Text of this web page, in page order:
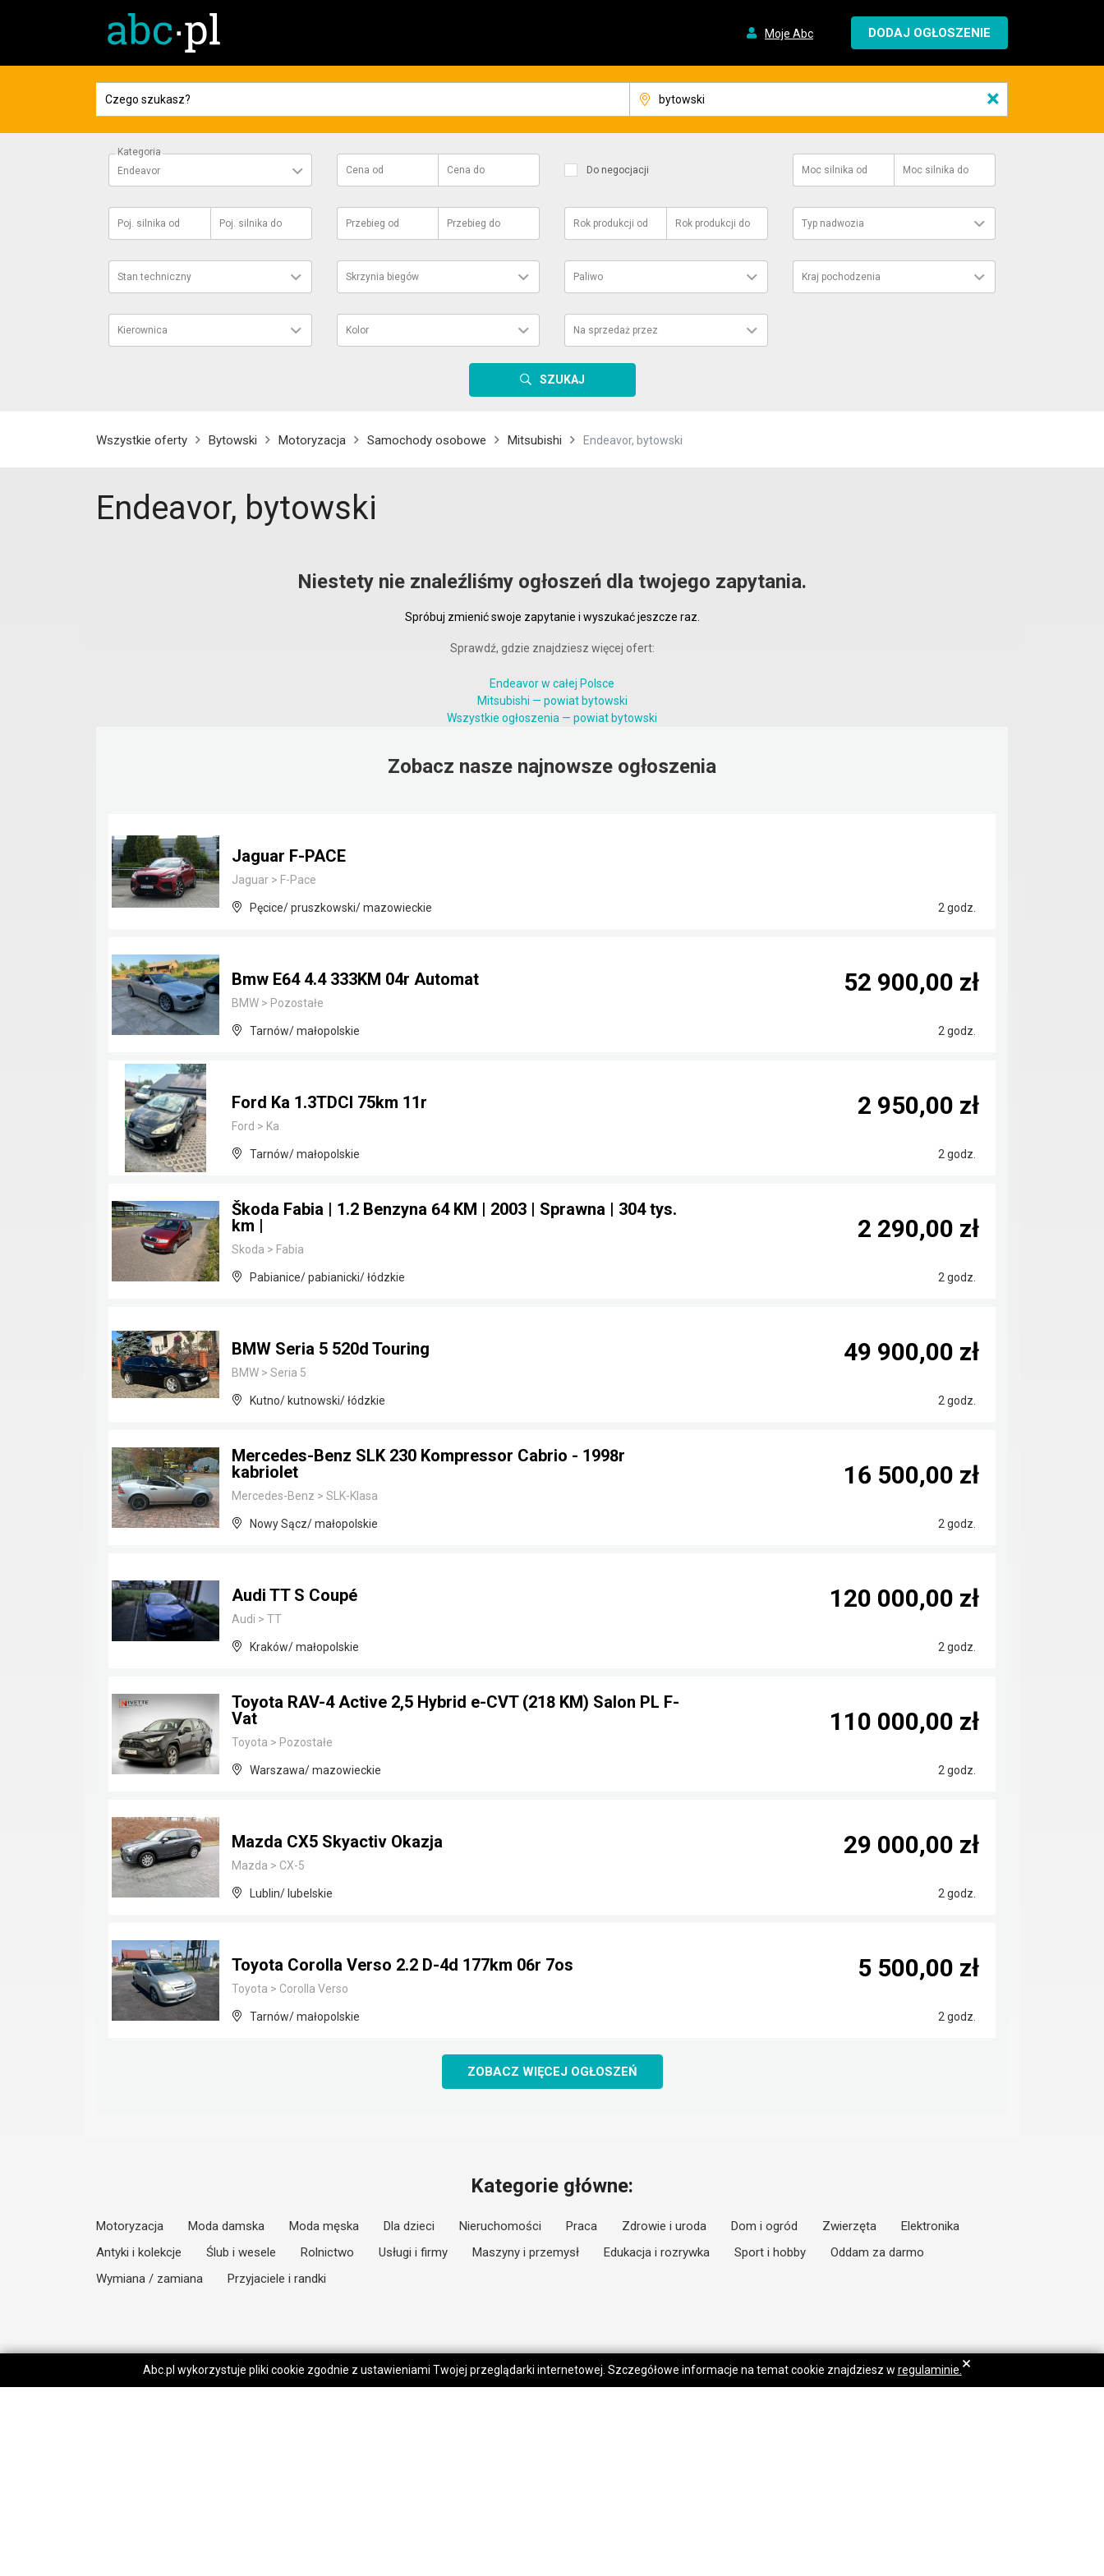
Moje Abc DODAJ OGŁOSZENIE
×
Kategoria
Endeavor
Cena od Cena do Do negocjacji Moc silnika od Moc silnika do
Poj. silnika od Poj. silnika do Przebieg od Przebieg do Rok produkcji od Rok produkcji do Typ nadwozia
Stan techniczny Skrzynia biegów Paliwo Kraj pochodzenia
Kierownica Kolor Na sprzedaż przez
SZUKAJ
Wszystkie oferty Bytowski Motoryzacja Samochody osobowe Mitsubishi Endeavor, bytowski
Endeavor, bytowski
Niestety nie znaleźliśmy ogłoszeń dla twojego zapytania.
Spróbuj zmienić swoje zapytanie i wyszukać jeszcze raz.
Sprawdź, gdzie znajdziesz więcej ofert:
Endeavor w całej Polsce
Mitsubishi — powiat bytowski
Wszystkie ogłoszenia — powiat bytowski
Zobacz nasze najnowsze ogłoszenia
Jaguar F-PACE
Jaguar > F-Pace
Pęcice/ pruszkowski/ mazowieckie 2 godz.
Bmw E64 4.4 333KM 04r Automat
BMW > Pozostałe
Tarnów/ małopolskie 2 godz.
52 900,00 zł
Ford Ka 1.3TDCI 75km 11r
Ford > Ka
Tarnów/ małopolskie 2 godz.
2 950,00 zł
Škoda Fabia | 1.2 Benzyna 64 KM | 2003 | Sprawna | 304 tys.
km |
Skoda > Fabia
Pabianice/ pabianicki/ łódzkie 2 godz.
2 290,00 zł
BMW Seria 5 520d Touring
BMW > Seria 5
Kutno/ kutnowski/ łódzkie 2 godz.
49 900,00 zł
Mercedes-Benz SLK 230 Kompressor Cabrio - 1998r
kabriolet
Mercedes-Benz > SLK-Klasa
Nowy Sącz/ małopolskie 2 godz.
16 500,00 zł
Audi TT S Coupé
Audi > TT
Kraków/ małopolskie 2 godz.
120 000,00 zł
Toyota RAV-4 Active 2,5 Hybrid e-CVT (218 KM) Salon PL F-
Vat
Toyota > Pozostałe
Warszawa/ mazowieckie 2 godz.
110 000,00 zł
Mazda CX5 Skyactiv Okazja
Mazda > CX-5
Lublin/ lubelskie 2 godz.
29 000,00 zł
Toyota Corolla Verso 2.2 D-4d 177km 06r 7os
Toyota > Corolla Verso
Tarnów/ małopolskie 2 godz.
5 500,00 zł
ZOBACZ WIĘCEJ OGŁOSZEŃ
Kategorie główne:
Motoryzacja Moda damska Moda męska Dla dzieci Nieruchomości Praca Zdrowie i uroda Dom i ogród Zwierzęta
Elektronika
Antyki i kolekcje
Ślub i wesele Rolnictwo Usługi i firmy Maszyny i przemysł Edukacja i rozrywka Sport i hobby
Oddam za darmo
Wymiana / zamiana
Przyjaciele i randki
Abc.pl wykorzystuje pliki cookie zgodnie z ustawieniami Twojej przeglądarki internetowej. Szczegółowe informacje na temat cookie znajdziesz w regulaminie. ×